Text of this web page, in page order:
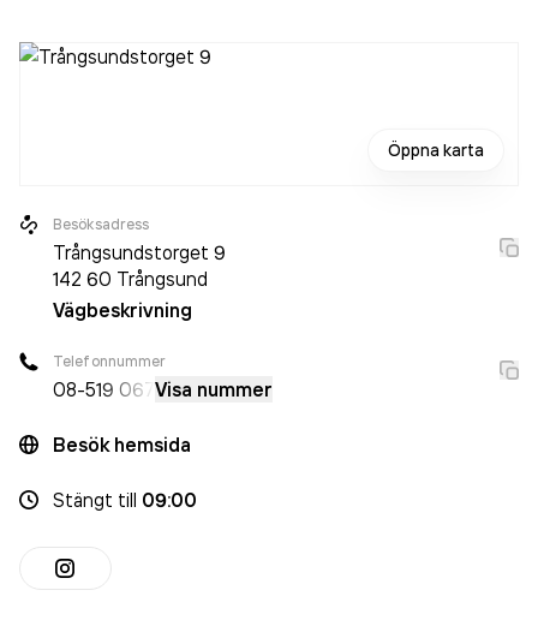
typer av fastigheter till ett värde av ungefär 65 miljarder.
Öppna karta
Besöksadress
Trångsundstorget 9
142 60 Trångsund
Vägbeskrivning
Telefonnummer
08-519 067 Visa nummer
Besök hemsida
Stängt till 09:00